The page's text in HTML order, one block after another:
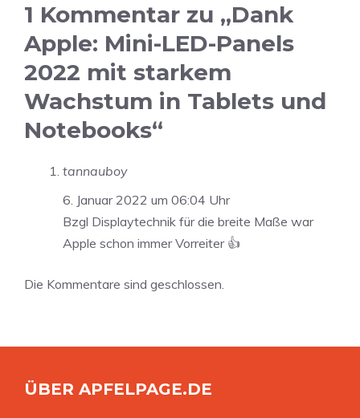
1 Kommentar zu „Dank
Apple: Mini-LED-Panels
2022 mit starkem
Wachstum in Tablets und
Notebooks“
tannauboy
6. Januar 2022 um 06:04 Uhr
Bzgl Displaytechnik für die breite Maße war
Apple schon immer Vorreiter 👍
Die Kommentare sind geschlossen.
ÜBER APFELPAGE.DE